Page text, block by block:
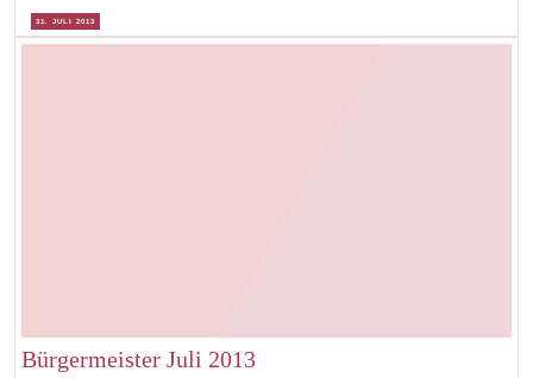
31. JULI 2013
Bürgermeister Juli 2013